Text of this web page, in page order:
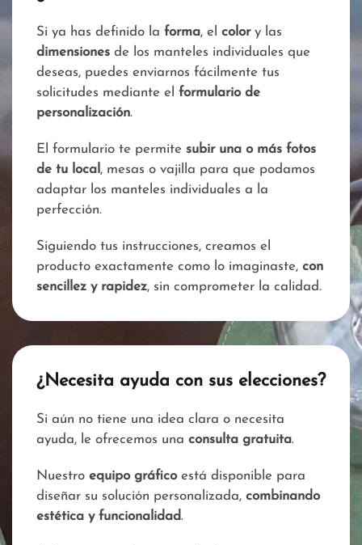
Si ya has definido la forma, el colory las
dimensiones de los manteles individuales que
deseas, puedes enviarnos fácilmente tus
solicitudes mediante el formulario de
personalización.
El formulario te permite subir una o más fotos
de tu local , mesas o vajilla para que podamos
adaptar los manteles individuales a la
perfección.
Siguiendo tus instrucciones, creamos el
producto exactamente como lo imaginaste, con
sencillez y rapidez, sin comprometer la calidad.
¿Necesita ayuda con sus elecciones?
Si aún no tiene una idea clara o necesita
ayuda, le ofrecemos una consulta gratuita.
Nuestro equipo gráficoestá disponible para
diseñar su solución personalizada, combinando
estética y funcionalidad.